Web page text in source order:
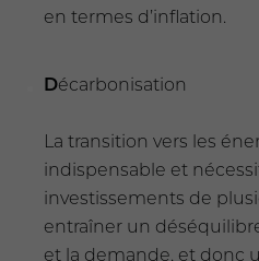
en termes d’inflation.
Décarbonisation
La transition vers les
indispensable et
investissements de
entraîner un
et la demande, et donc